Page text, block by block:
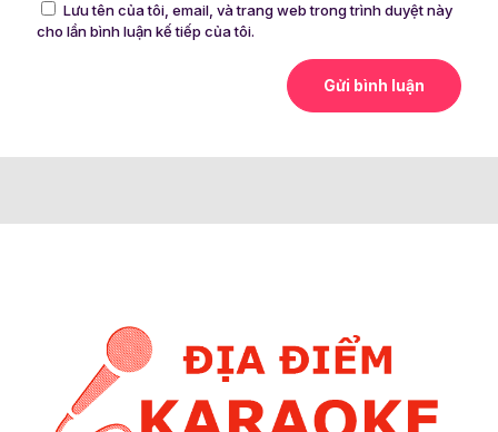
Lưu tên của tôi, email, và trang web trong trình duyệt này
cho lần bình luận kế tiếp của tôi.